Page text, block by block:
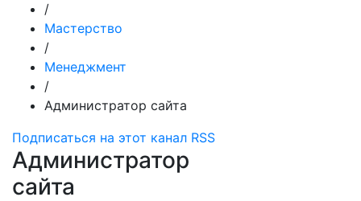
/
Мастерство
/
Менеджмент
/
Администратор сайта
Подписаться на этот канал RSS
Администратор
сайта